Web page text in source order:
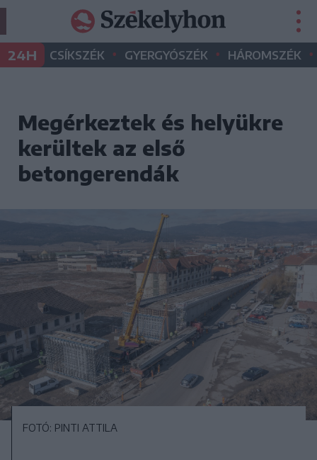
24H CSÍKSZÉK • GYERGYÓSZÉK • HÁROMSZÉK •
Megérkeztek és helyükre
kerültek az első
betongerendák
FOTÓ: PINTI ATTILA